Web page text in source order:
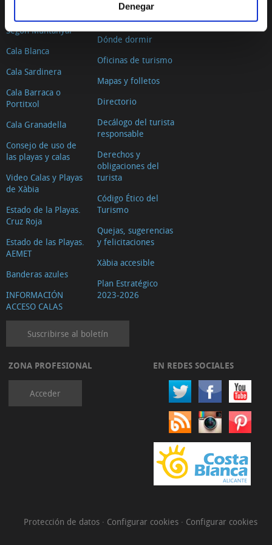
Denegar
Segon Muntanyar
Cala Blanca
Cala Sardinera
Cala Barraca o
Portitxol
Cala Granadella
Consejo de uso de
las playas y calas
Video Calas y Playas
de Xàbia
Estado de la Playas.
Cruz Roja
Estado de las Playas.
AEMET
Banderas azules
INFORMACIÓN
ACCESO CALAS
Dónde comer
Dónde dormir
Oficinas de turismo
Mapas y folletos
Directorio
Decálogo del turista
responsable
Derechos y
obligaciones del
turista
Código Ético del
Turismo
Quejas, sugerencias
y felicitaciones
Xàbia accesible
Plan Estratégico
2023-2026
Suscribirse al boletín
ZONA PROFESIONAL
Acceder
EN REDES SOCIALES
Protección de datos · Configurar cookies · Configurar cookies